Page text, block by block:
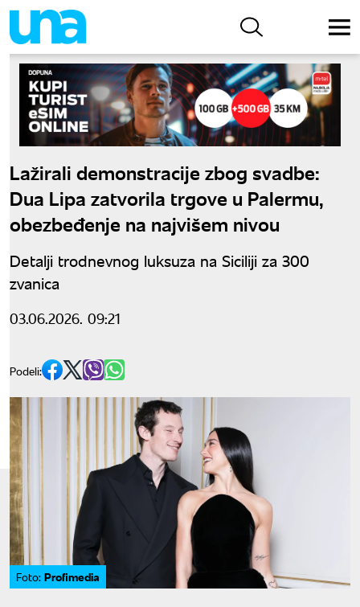
Lažirali demonstracije zbog svadbe:
Dua Lipa zatvorila trgove u Palermu,
obezbeđenje na najvišem nivou
Detalji trodnevnog luksuza na Siciliji za 300
zvanica
03.06.2026. 09:21
Podeli:
Foto: Profimedia